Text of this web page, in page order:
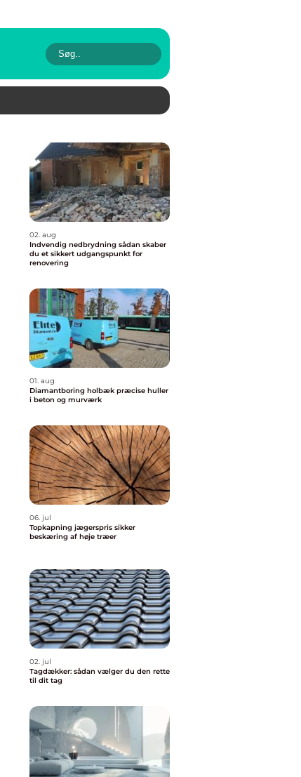
02. aug
Indvendig nedbrydning sådan skaber
du et sikkert udgangspunkt for
renovering
01. aug
Diamantboring holbæk præcise huller
i beton og murværk
06. jul
Topkapning jægerspris sikker
beskæring af høje træer
02. jul
Tagdækker: sådan vælger du den rette
til dit tag